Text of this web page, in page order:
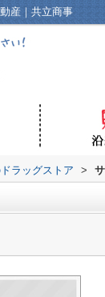
産｜共立商事
ラッグストア >